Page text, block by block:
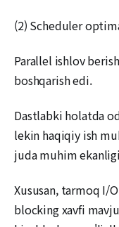
(2) Scheduler
Parallel ishlov
boshqarish edi.
Dastlabki holatda
lekin haqiqiy ish
juda muhim
Xususan, tarmoq I/
blocking xavfi